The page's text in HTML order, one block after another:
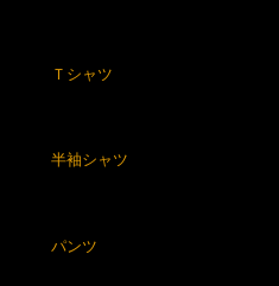
Ｔシャツ
半袖シャツ
パンツ